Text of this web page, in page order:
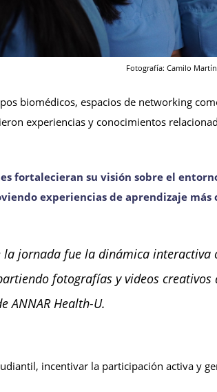
Fotografía: Camilo
biomédicos, espacios de networking
experiencias y conocimientos
fortalecieran su visión sobre el
experiencias de aprendizaje
jornada fue la dinámica
fotografías y videos
ANNAR Health-U.
incentivar la participación activa y